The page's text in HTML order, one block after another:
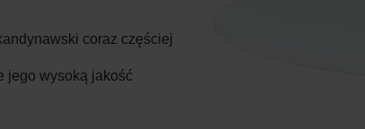
coraz częściej
jego wysoką jakość